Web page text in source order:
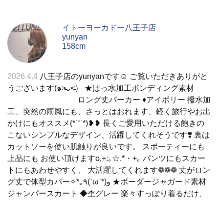
イトーヨーカドー八王子店
yunyan
158cm
2026.4.4 八王子店のyunyanです☺︎ ご覧いただきありがと
うございます(๑˃̵ᴗ˂̵） ★はっ水加工ボンディング素材
ロング丈パーカー ♦︎アイボリー 撥水加
工、突然の雨風にも、さっとはおれます、軽く旅行やお出
かけにもオススメ(*˙˘˙*)❥❥ 長くご愛用いただける飽きの
こないシンプルなデザイン、活躍してくれそうです❣️ 裏は
カットソーを使い肌触りが良いです。 スポーティーにも
上品にも お使い頂けますo,+:｡☆.*・+｡ パンツにもスカー
トにもあわせやすく、 大活躍してくれます❁❁❁ 丈がロン
グ丈で体型カバー✧*｡٩(ˊωˋ*)و ★ボーダージャガード素材
ジャンパースカート ◆杢グレー 楽々すっぽり着るだけ、